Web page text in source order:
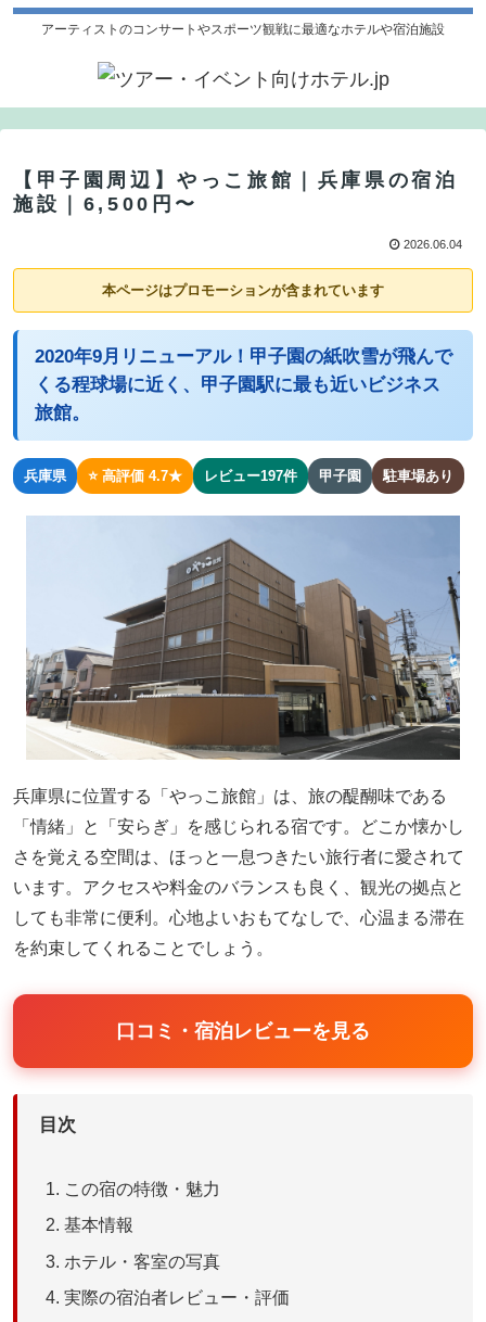
アーティストのコンサートやスポーツ観戦に最適なホテルや宿泊施設
【甲子園周辺】やっこ旅館｜兵庫県の宿泊
施設｜6,500円〜
2026.06.04
本ページはプロモーションが含まれています
2020年9月リニューアル！甲子園の紙吹雪が飛んで
くる程球場に近く、甲子園駅に最も近いビジネス
旅館。
兵庫県 ⭐ 高評価 4.7★ レビュー197件 甲子園 駐車場あり
兵庫県に位置する「やっこ旅館」は、旅の醍醐味である
「情緒」と「安らぎ」を感じられる宿です。どこか懐かし
さを覚える空間は、ほっと一息つきたい旅行者に愛されて
います。アクセスや料金のバランスも良く、観光の拠点と
しても非常に便利。心地よいおもてなしで、心温まる滞在
を約束してくれることでしょう。
口コミ・宿泊レビューを見る
目次
この宿の特徴・魅力
基本情報
ホテル・客室の写真
実際の宿泊者レビュー・評価